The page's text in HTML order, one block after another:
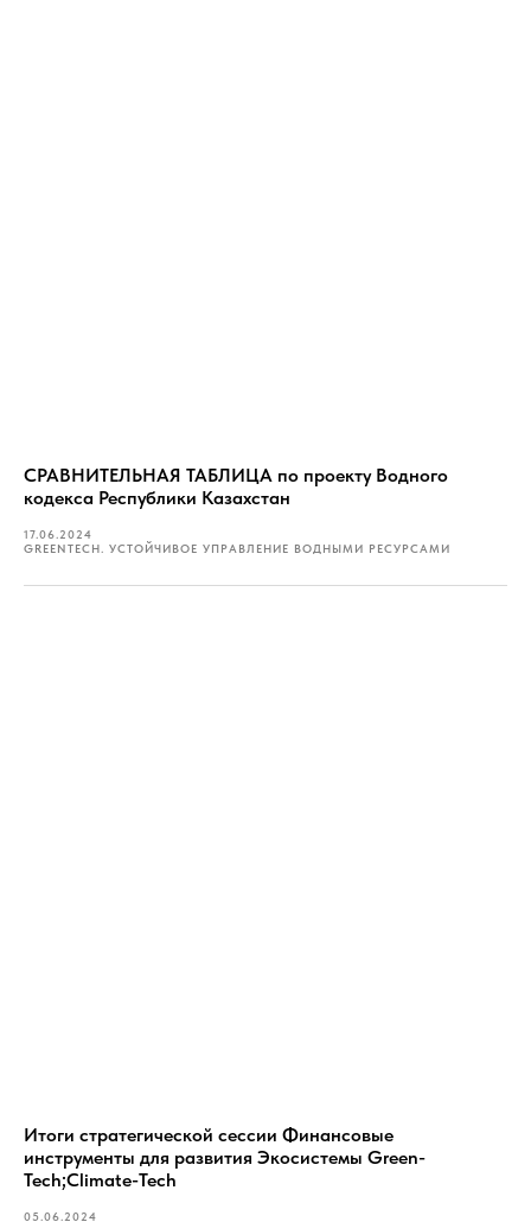
СРАВНИТЕЛЬНАЯ ТАБЛИЦА по проекту Водного
кодекса Республики Казахстан
17.06.2024
GREENTECH. УСТОЙЧИВОЕ УПРАВЛЕНИЕ ВОДНЫМИ РЕСУРСАМИ
Итоги стратегической сессии Финансовые
инструменты для развития Экосистемы Green-
Tech;Climate-Tech
05.06.2024